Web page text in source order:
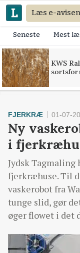
Læs e-avisen
Seneste Mest
KWS
FJERKRÆ 01-07-
Ny
i
Jydsk Tagmaling
fjerkræhuse. Til
vaskerobot fra
tunge slid, gør
øger flowet i det